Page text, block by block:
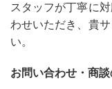
スタッフが丁寧に
わせいただき、貴
い。
お問い合わせ・商